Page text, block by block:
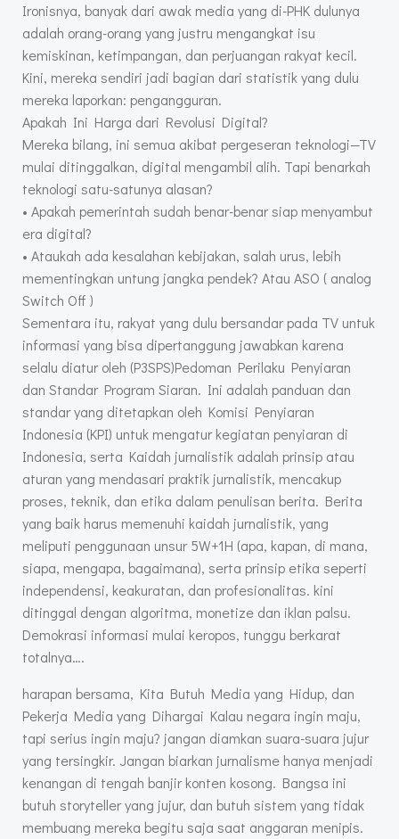
Ironisnya, banyak dari awak media yang di-PHK dulunya
adalah orang-orang yang justru mengangkat isu
kemiskinan, ketimpangan, dan perjuangan rakyat kecil.
Kini, mereka sendiri jadi bagian dari statistik yang dulu
mereka laporkan: pengangguran.
Apakah Ini Harga dari Revolusi Digital?
Mereka bilang, ini semua akibat pergeseran teknologi—TV
mulai ditinggalkan, digital mengambil alih. Tapi benarkah
teknologi satu-satunya alasan?
• Apakah pemerintah sudah benar-benar siap menyambut
era digital?
• Ataukah ada kesalahan kebijakan, salah urus, lebih
mementingkan untung jangka pendek? Atau ASO ( analog
Switch Off )
Sementara itu, rakyat yang dulu bersandar pada TV untuk
informasi yang bisa dipertanggung jawabkan karena
selalu diatur oleh (P3SPS)Pedoman Perilaku Penyiaran
dan Standar Program Siaran. Ini adalah panduan dan
standar yang ditetapkan oleh Komisi Penyiaran
Indonesia (KPI) untuk mengatur kegiatan penyiaran di
Indonesia, serta Kaidah jurnalistik adalah prinsip atau
aturan yang mendasari praktik jurnalistik, mencakup
proses, teknik, dan etika dalam penulisan berita. Berita
yang baik harus memenuhi kaidah jurnalistik, yang
meliputi penggunaan unsur 5W+1H (apa, kapan, di mana,
siapa, mengapa, bagaimana), serta prinsip etika seperti
independensi, keakuratan, dan profesionalitas. kini
ditinggal dengan algoritma, monetize dan iklan palsu.
Demokrasi informasi mulai keropos, tunggu berkarat
totalnya….
harapan bersama, Kita Butuh Media yang Hidup, dan
Pekerja Media yang Dihargai Kalau negara ingin maju,
tapi serius ingin maju? jangan diamkan suara-suara jujur
yang tersingkir. Jangan biarkan jurnalisme hanya menjadi
kenangan di tengah banjir konten kosong. Bangsa ini
butuh storyteller yang jujur, dan butuh sistem yang tidak
membuang mereka begitu saja saat anggaran menipis.